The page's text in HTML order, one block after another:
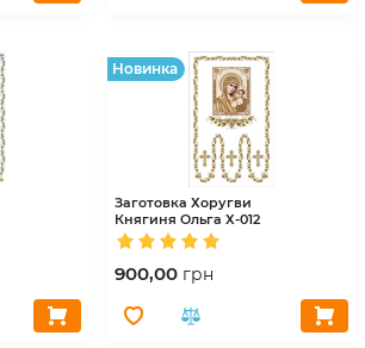
Hовинка
Заготовка Хоругви
Княгиня Ольга Х-012
900,00 грн